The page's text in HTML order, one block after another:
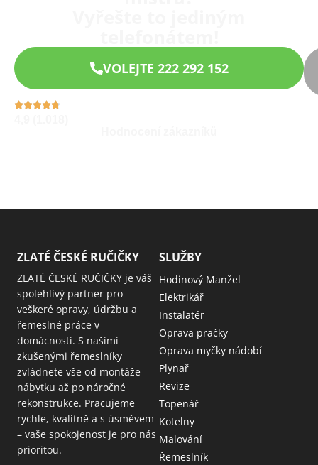
VOLEJTE 222 292 152
ZLATÉ ČESKÉ RUČIČKY
ZLATÉ ČESKÉ RUČIČKY je váš
spolehlivý partner pro
veškeré opravy, údržbu a
řemeslné práce v
domácnosti. S našimi
zkušenými řemeslníky
zvládnete vše od montáže
nábytku až po náročné
rekonstrukce. Pracujeme
rychle, kvalitně a s úsměvem
– vaše spokojenost je pro nás
prioritou.
SLUŽBY
Hodinový Manžel
Elektrikář
Instalatér
Oprava pračky
Oprava myčky nádobí
Plynař
Revize
Topenář
Kotelny
Malování
Řemeslník